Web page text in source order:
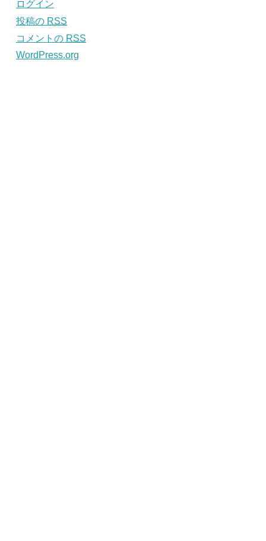
ログイン
投稿の RSS
コメントの RSS
WordPress.org